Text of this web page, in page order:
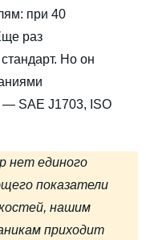
при 40
раз
Но он
— SAE J1703, ISO
нет единого
показатели
нашим
приходит